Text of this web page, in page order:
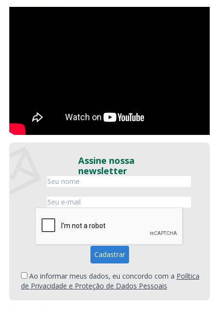
Assine nossa
newsletter
Ao informar meus dados, eu concordo com a Política
de Privacidade e Proteção de Dados Pessoais